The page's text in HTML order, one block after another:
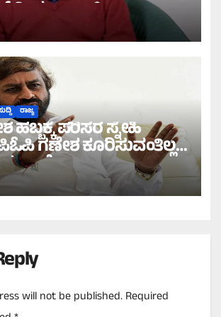
ವಾಗ್ದಾಳಿ!
ರಾಜ್ಯ
ಪರಿಸರ ಸ್ನೇಹಿ
ಗಣೇಶ ಕೂರಿಸುವಂತಿಲ್ಲ
ಖಂಡ್ರೆ!
will not be published.Required